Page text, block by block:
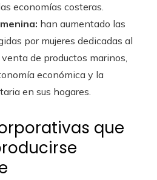
economías costeras.
han aumentado las
por mujeres dedicadas al
de productos marinos,
económica y la
en sus hogares.
que